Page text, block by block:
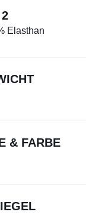
Elasthan
& FARBE